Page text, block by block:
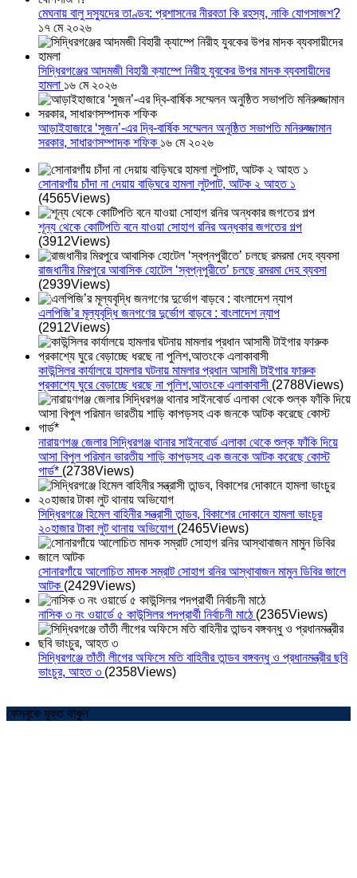
মেঘনায় বালু দস্যুদের তাণ্ডব: প্রশাসনের নীরবতা কি রহস্য, নাকি যোগসাজশ?
১৭ মে ২০২৬
সিদ্ধিরগঞ্জের আদমজী বিহারী ক্যাম্পে নিরীহ যুবকের উপর মাদক ব্যবসায়ীদের
হামলা ১৬ মে ২০২৬
আড়াইহাজারে ‘সুজন’-এর দ্বি-বার্ষিক সম্মেলন অনুষ্ঠিত সভাপতি মনিরুজ্জামান
সরকার, সাধারণসম্পাদক শফিক ১৬ মে ২০২৬
সোনারগাঁয় চাঁদা না দেয়ায় বাড়িঘরে হামলা লুটপাট, আটক ২ আহত ১
(4565Views)
শূন্য থেকে কোটিপতি বনে যাওয়া সোহাগ রনির অন্ধকার জগতের গল্প
(3912Views)
রাজধানীর মিরপুরে আবাসিক হোটেল ‘স্বপ্নপুরীতে’ চলছে রমরমা দেহ ব্যবসা
(2939Views)
এলপিজি’র মূল্যবৃদ্ধি জনগণের দুর্ভোগ বাড়বে : বাংলাদেশ ন্যাপ
(2912Views)
কাউন্সিলর কার্যালয়ে হামলার ঘটনায় মামলার প্রধান আসামী টাইগার ফারুক
প্রকাশ্যে ঘুরে বেড়াচ্ছে ধরছে না পুলিশ,আতংকে এলাকাবাসী (2788Views)
নারায়ণগঞ্জ জেলার সিদ্ধিরগঞ্জ থানার সাইনবোর্ড এলাকা থেকে শুল্ক ফাঁকি দিয়ে
আসা বিপুল পরিমান ভারতীয় শাড়ি কাপড়সহ এক জনকে আটক করেছে কোস্ট
গার্ড* (2738Views)
সিদ্ধিরগঞ্জে হিমেল বাহিনীর সন্ত্রাসী তান্ডব, বিকাশের দোকানে হামলা ভাংচুর
২০হাজার টাকা লুট থানায় অভিযোগ (2465Views)
সোনারগাঁয়ে আলোচিত মাদক সম্রাট সোহাগ রনির আস্থাবাজন মামুন ডিবির জালে
আটক (2429Views)
নাসিক ৩ নং ওয়ার্ডে ৫ কাউন্সিলর পদপ্রার্থী নির্বাচনী মাঠে (2365Views)
সিদ্ধিরগঞ্জে তাঁতী লীগের অফিসে মতি বাহিনীর তান্ডব বঙ্গবন্ধু ও প্রধানমন্ত্রীর ছবি
ভাংচুর, আহত ৩ (2358Views)
ফেসবুকে যুক্ত থাকুন